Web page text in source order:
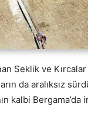
Seklik ve Kırcalar
da aralıksız
kalbi Bergama’da